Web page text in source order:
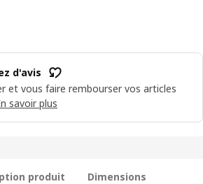
d'avis
et vous faire rembourser vos articles
savoir plus
produit Dimensions